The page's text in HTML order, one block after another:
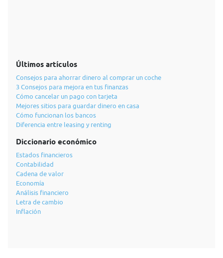
Últimos artículos
Consejos para ahorrar dinero al comprar un coche
3 Consejos para mejora en tus finanzas
Cómo cancelar un pago con tarjeta
Mejores sitios para guardar dinero en casa
Cómo funcionan los bancos
Diferencia entre leasing y renting
Diccionario económico
Estados financieros
Contabilidad
Cadena de valor
Economía
Análisis financiero
Letra de cambio
Inflación